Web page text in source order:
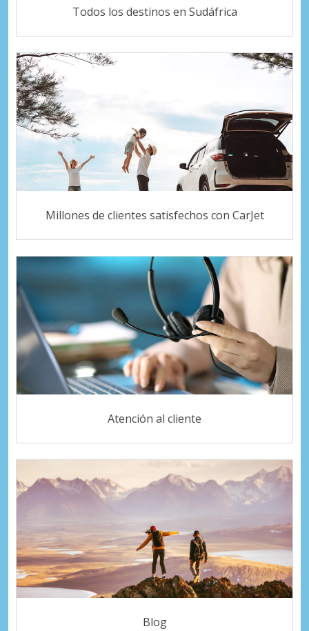
Todos los destinos en Sudáfrica
Millones de clientes satisfechos con CarJet
Atención al cliente
Blog